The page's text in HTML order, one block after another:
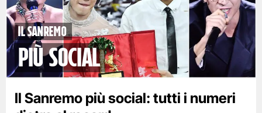
Il Sanremo
più social
Il Sanremo più social: tutti i numeri